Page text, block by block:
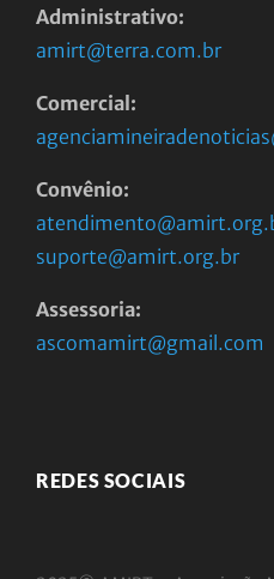
Administrativo:
amirt@terra.com.br
Comercial:
Convênio:
suporte@amirt.org.br
Assessoria:
ascomamirt@gmail.com
REDES SOCIAIS